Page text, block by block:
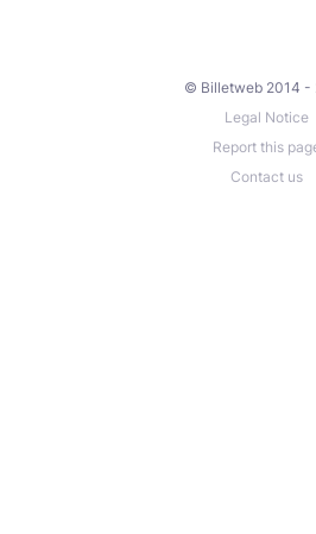
© Billetweb 2014 -
Legal Notice
Report this
Contact us